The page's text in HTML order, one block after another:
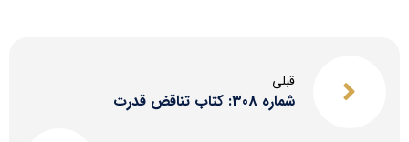
قبلی
شماره 308: کتاب تناقض قدرت